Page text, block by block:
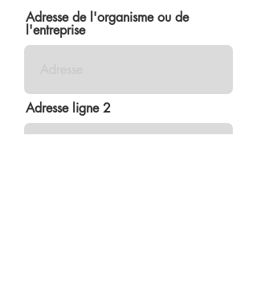
Adresse de l'organisme ou de
l'entreprise
Adresse ligne 2